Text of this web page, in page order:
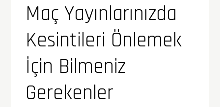
Maç Yayınlarınızda
Kesintileri Önlemek
İçin Bilmeniz
Gerekenler